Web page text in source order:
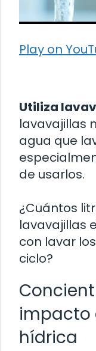
Play on
Utiliza
lavavajillas
agua que
de usarlos.
¿Cuántos
lavavajillas
con lavar
ciclo?
impacto
hídrica